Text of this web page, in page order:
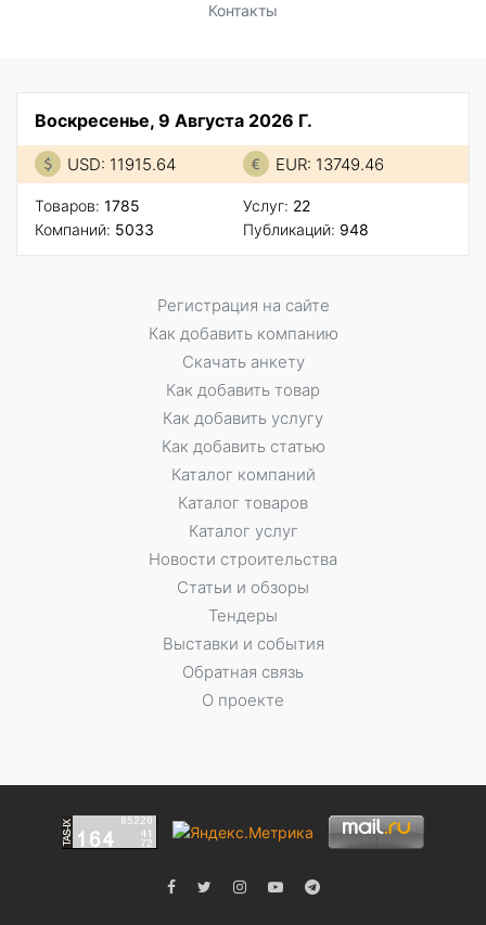
Контакты
Воскресенье, 9 Августа 2026 Г.
USD: 11915.64 EUR: 13749.46
Товаров: 1785
Компаний: 5033
Услуг: 22
Публикаций: 948
Регистрация на сайте
Как добавить компанию
Скачать анкету
Как добавить товар
Как добавить услугу
Как добавить статью
Каталог компаний
Каталог товаров
Каталог услуг
Новости строительства
Статьи и обзоры
Тендеры
Выставки и события
Обратная связь
О проекте